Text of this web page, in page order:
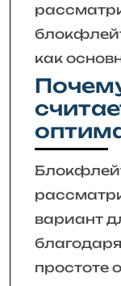
как
вариант
простоте